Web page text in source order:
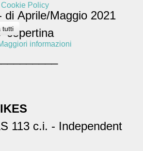
di Aprile/Maggio 2021
copertina
113 c.i. - Independent
Cookie Policy
tutti
informazioni